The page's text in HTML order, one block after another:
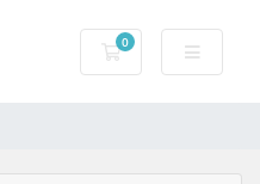
0
Carrinho de